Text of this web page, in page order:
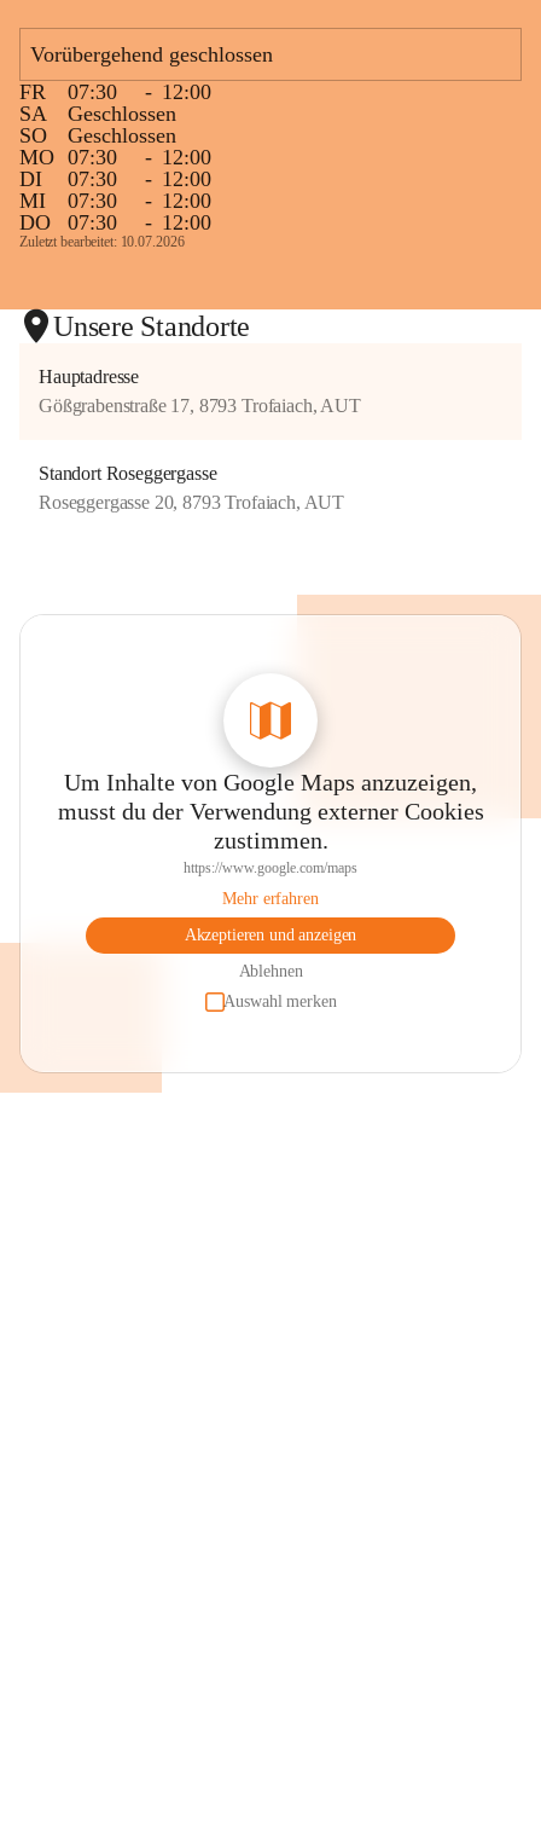
Vorübergehend geschlossen
FR
07:30 - 12:00
SA
Geschlossen
SO
Geschlossen
MO 07:30 - 12:00
DI
07:30 - 12:00
MI
07:30 - 12:00
DO
07:30 - 12:00
Zuletzt bearbeitet: 10.07.2026
Unsere Standorte
Hauptadresse
Gößgrabenstraße 17, 8793 Trofaiach, AUT
Standort Roseggergasse
Roseggergasse 20, 8793 Trofaiach, AUT
Um Inhalte von Google Maps anzuzeigen,
musst du der Verwendung externer Cookies
zustimmen.
https://www.google.com/maps
Mehr erfahren
Akzeptieren und anzeigen
Ablehnen
Auswahl merken